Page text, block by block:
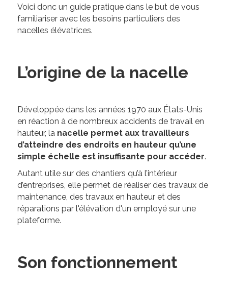
Voici donc un guide pratique dans le but de vous
familiariser avec les besoins particuliers des
nacelles élévatrices.
L’origine de la nacelle
Développée dans les années 1970 aux États-Unis
en réaction à de nombreux accidents de travail en
hauteur, lanacelle permet aux travailleurs
d’atteindre des endroits en hauteur qu’une
simple échelle est insuffisante pour accéder.
Autant utile sur des chantiers qu’à l’intérieur
d’entreprises, elle permet de réaliser des travaux de
maintenance, des travaux en hauteur et des
réparations par l'élévation d'un employé sur une
plateforme.
Son fonctionnement